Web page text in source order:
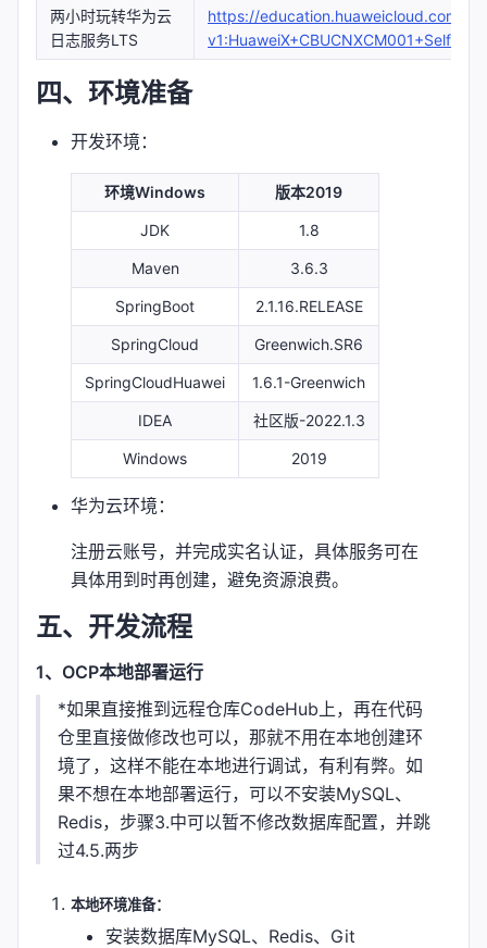
两小时玩转华为云
日志服务LTS
https://education.huaweicloud.com/
v1:HuaweiX+CBUCNXCM001+Self-
四、环境准备
开发环境：
环境Windows 版本2019
JDK 1.8
Maven 3.6.3
SpringBoot 2.1.16.RELEASE
SpringCloud Greenwich.SR6
SpringCloudHuawei 1.6.1-Greenwich
IDEA 社区版-2022.1.3
Windows 2019
华为云环境：
注册云账号，并完成实名认证，具体服务可在
具体用到时再创建，避免资源浪费。
五、开发流程
1、OCP本地部署运行
*如果直接推到远程仓库CodeHub上，再在代码
仓里直接做修改也可以，那就不用在本地创建环
境了，这样不能在本地进行调试，有利有弊。如
果不想在本地部署运行，可以不安装MySQL、
Redis，步骤3.中可以暂不修改数据库配置，并跳
过4.5.两步
本地环境准备：
安装数据库MySQL、Redis、Git